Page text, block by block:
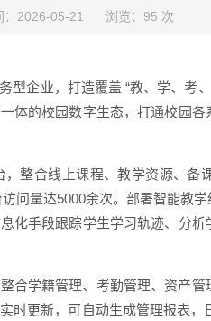
：2026-05-21 浏览：95 次
企业，打造覆盖 “教、学、考
体的校园数字生态，打通校园
整合线上课程、教学资源、备
问量达5000余次。部署智能教
化手段跟踪学生学习轨迹、分
合学籍管理、考勤管理、资产
时更新，可自动生成管理报表，